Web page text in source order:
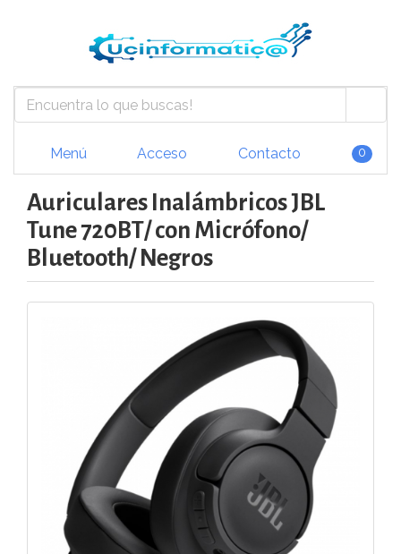
Menú Acceso Contacto 0
Auriculares Inalámbricos JBL
Tune 720BT/ con Micrófono/
Bluetooth/ Negros